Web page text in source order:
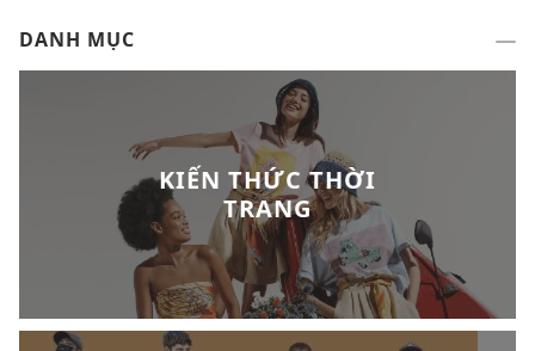
DANH MỤC
KIẾN THỨC THỜI
TRANG